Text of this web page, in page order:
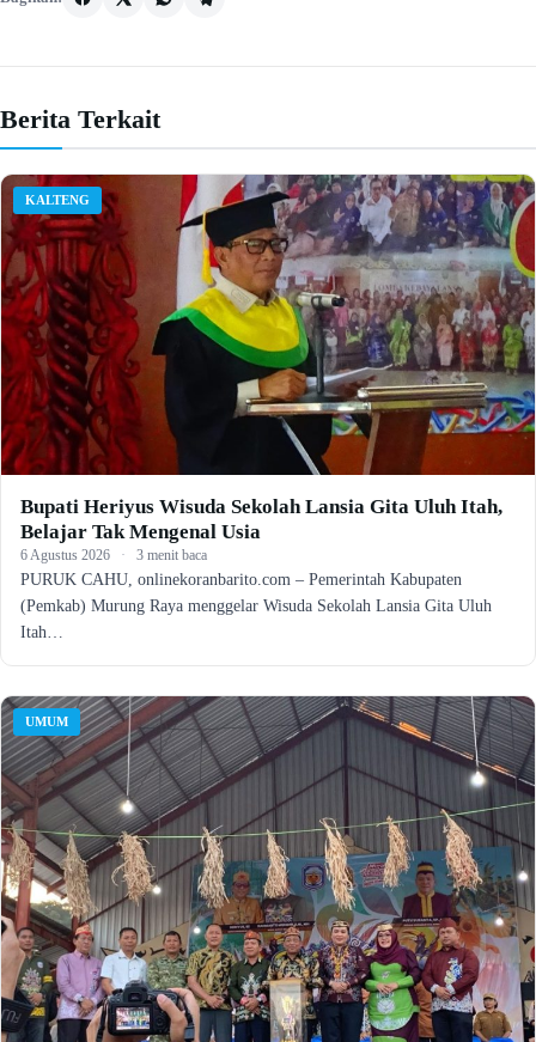
Berita Terkait
KALTENG
Bupati Heriyus Wisuda Sekolah Lansia Gita Uluh Itah,
Belajar Tak Mengenal Usia
6 Agustus 2026 · 3 menit baca
PURUK CAHU, onlinekoranbarito.com – Pemerintah Kabupaten
(Pemkab) Murung Raya menggelar Wisuda Sekolah Lansia Gita Uluh
Itah…
UMUM